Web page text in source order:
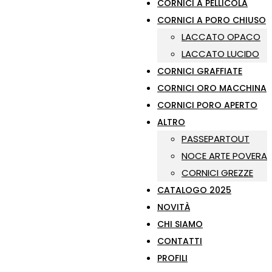
CORNICI A PELLICOLA
CORNICI A PORO CHIUSO
LACCATO OPACO
LACCATO LUCIDO
CORNICI GRAFFIATE
CORNICI ORO MACCHINA
CORNICI PORO APERTO
ALTRO
PASSEPARTOUT
NOCE ARTE POVERA
CORNICI GREZZE
CATALOGO 2025
NOVITÀ
CHI SIAMO
CONTATTI
PROFILI